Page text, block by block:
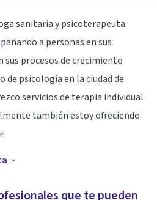
sanitaria y psicoterapeuta
a personas en sus
sus procesos de crecimiento
de psicología en la ciudad de
servicios de terapia individual
también estoy ofreciendo
te está sucediendo, y con más
que te pueden